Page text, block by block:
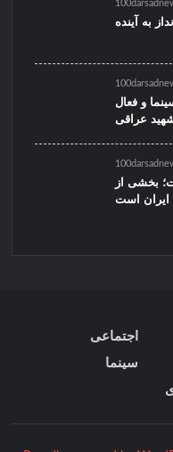
به آینده
و فعال
عراقی
بخشی از
ایران است
اجتماعی
سینما